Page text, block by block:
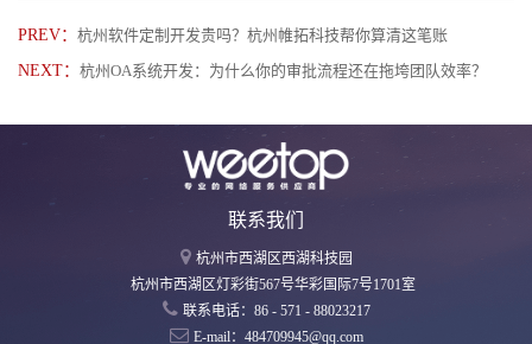
PREV： 杭州软件定制开发贵吗？杭州帷拓科技帮你算清这笔账
NEXT： 杭州OA系统开发：为什么你的审批流程还在拖垮团队效率？
联系我们
杭州市西湖区西湖科技园
杭州市西湖区灯彩街567号华彩国际7号1701室
联系电话：86 - 571 - 88023217
E-mail：484709945@qq.com